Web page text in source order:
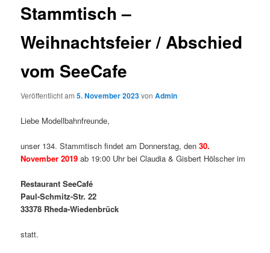
Stammtisch –
Weihnachtsfeier / Abschied
vom SeeCafe
Veröffentlicht am5. November 2023vonAdmin
Liebe Modellbahnfreunde,
unser 134. Stammtisch findet am Donnerstag, den30.
November 2019 ab 19:00 Uhr bei Claudia & Gisbert Hölscher im
Restaurant SeeCafé
Paul-Schmitz-Str. 22
33378 Rheda-Wiedenbrück
statt.